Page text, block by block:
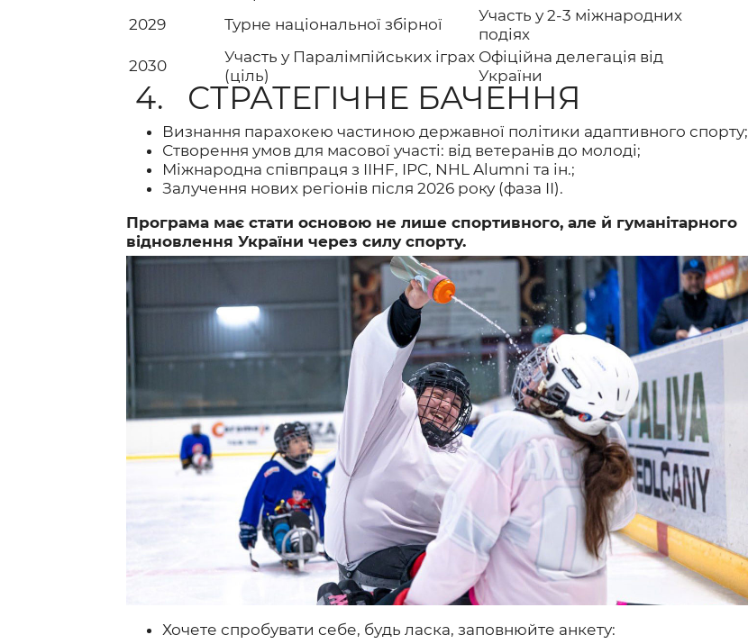
2029 Турне національної збірної
Участь у 2-3 міжнародних
подіях
2030
Участь у Паралімпійських іграх
(ціль)
Офіційна делегація від
України
4. СТРАТЕГІЧНЕ БАЧЕННЯ
Визнання парахокею частиною державної політики адаптивного спорту;
Створення умов для масової участі: від ветеранів до молоді;
Міжнародна співпраця з IIHF, IPC, NHL Alumni та ін.;
Залучення нових регіонів після 2026 року (фаза II).
Програма має стати основою не лише спортивного, але й гуманітарного
відновлення України через силу спорту.
Хочете спробувати себе, будь ласка, заповнюйте анкету: